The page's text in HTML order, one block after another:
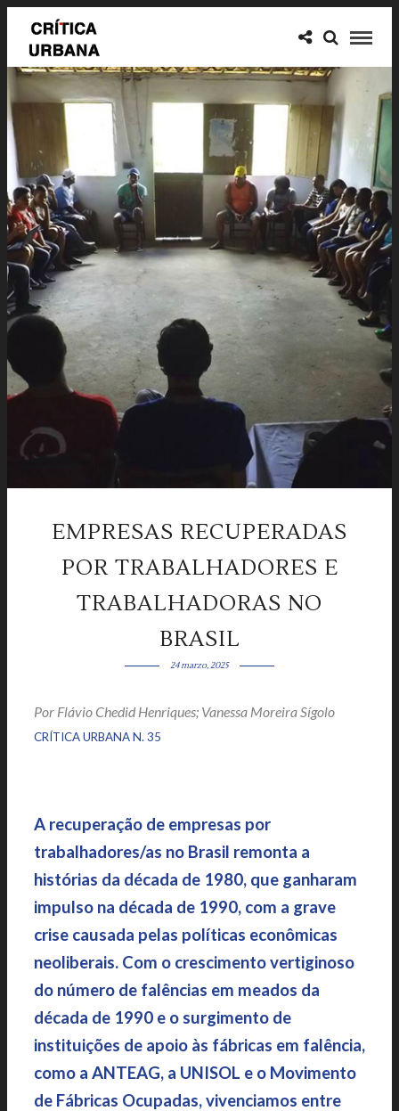
EMPRESAS RECUPERADAS
POR TRABALHADORES E
TRABALHADORAS NO
BRASIL
24 marzo, 2025
Por Flávio Chedid Henriques; Vanessa Moreira Sígolo
CRÍTICA URBANA N. 35
A recuperação de empresas por
trabalhadores/as no Brasil remonta a
histórias da década de 1980, que ganharam
impulso na década de 1990, com a grave
crise causada pelas políticas econômicas
neoliberais. Com o crescimento vertiginoso
do número de falências em meados da
década de 1990 e o surgimento de
instituições de apoio às fábricas em falência,
como a ANTEAG, a UNISOL e o Movimento
de Fábricas Ocupadas, vivenciamos entre